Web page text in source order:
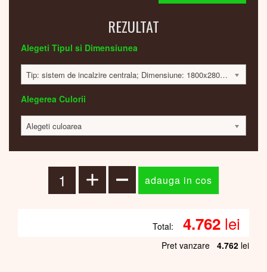
REZULTAT
Alegeti Tipul si Dimensiunea
Tip: sistem de incalzire centrala; Dimensiune: 1800x280x60; 350 Watt; 4745 lei
Alegerea Culorii
Alegeti culoarea
Total: 4.762 lei
Pret vanzare 4.762 lei